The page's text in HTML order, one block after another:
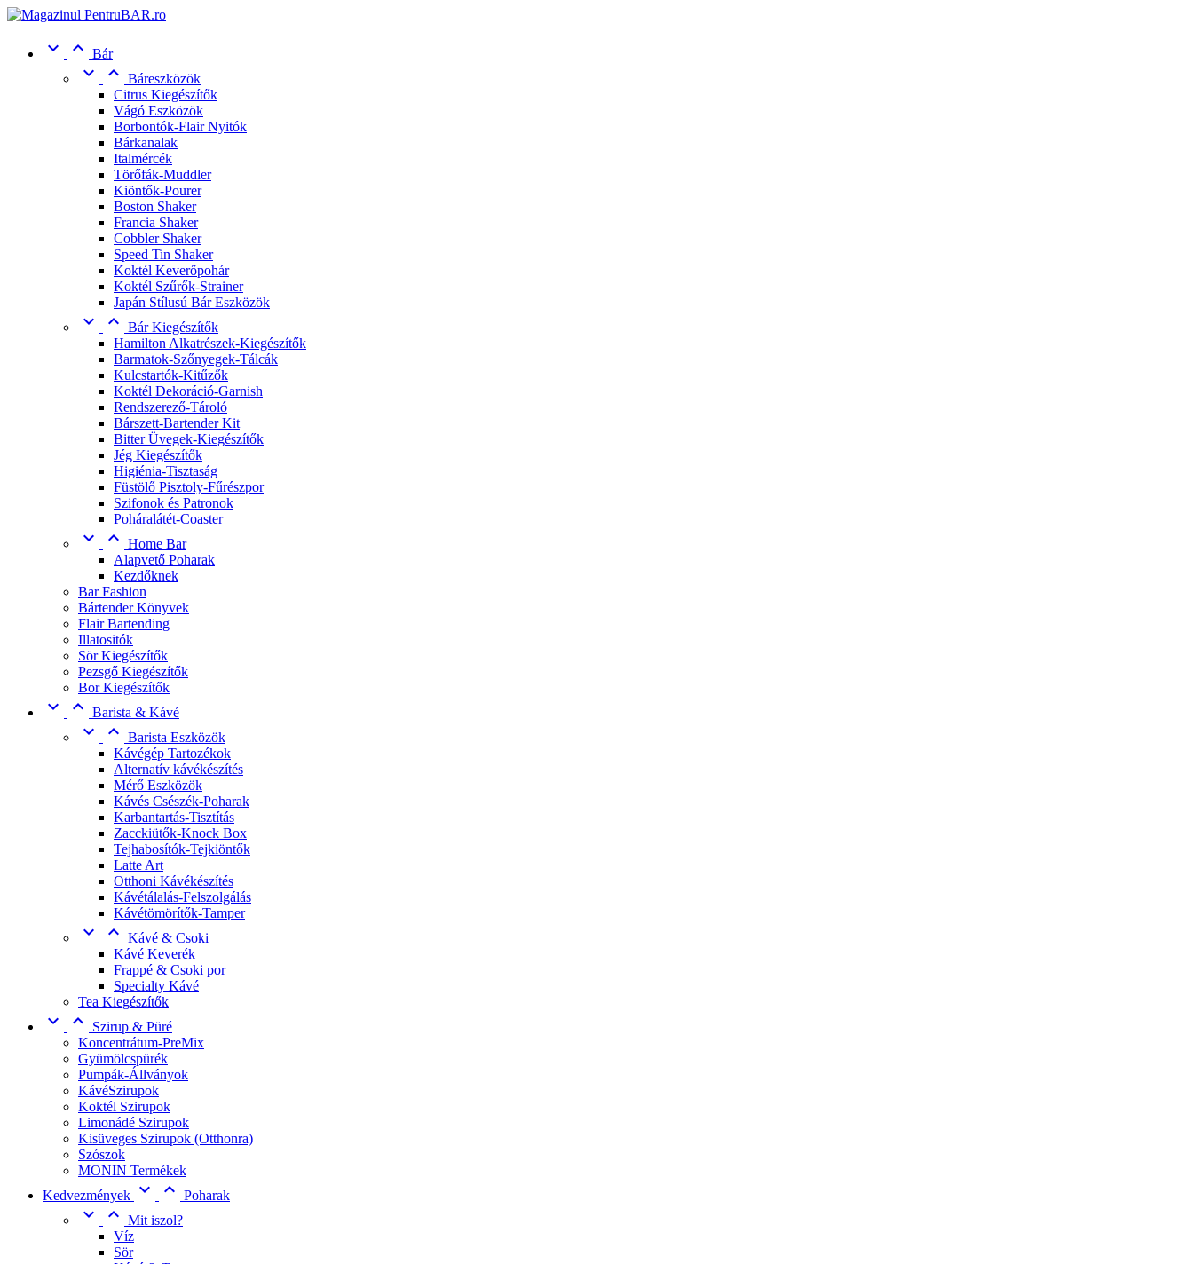
  Bár
  Báreszközök
Citrus Kiegészítők
Vágó Eszközök
Borbontók-Flair Nyitók
Bárkanalak
Italmércék
Törőfák-Muddler
Kiöntők-Pourer
Boston Shaker
Francia Shaker
Cobbler Shaker
Speed Tin Shaker
Koktél Keverőpohár
Koktél Szűrők-Strainer
Japán Stílusú Bár Eszközök
  Bár Kiegészítők
Hamilton Alkatrészek-Kiegészítők
Barmatok-Szőnyegek-Tálcák
Kulcstartók-Kitűzők
Koktél Dekoráció-Garnish
Rendszerező-Tároló
Bárszett-Bartender Kit
Bitter Üvegek-Kiegészítők
Jég Kiegészítők
Higiénia-Tisztaság
Füstölő Pisztoly-Fűrészpor
Szifonok és Patronok
Poháralátét-Coaster
  Home Bar
Alapvető Poharak
Kezdőknek
Bar Fashion
Bártender Könyvek
Flair Bartending
Illatositók
Sör Kiegészítők
Pezsgő Kiegészítők
Bor Kiegészítők
  Barista & Kávé
  Barista Eszközök
Kávégép Tartozékok
Alternatív kávékészítés
Mérő Eszközök
Kávés Csészék-Poharak
Karbantartás-Tisztítás
Zacckiütők-Knock Box
Tejhabosítók-Tejkiöntők
Latte Art
Otthoni Kávékészítés
Kávétálalás-Felszolgálás
Kávétömörítők-Tamper
  Kávé & Csoki
Kávé Keverék
Frappé & Csoki por
Specialty Kávé
Tea Kiegészítők
 
Szirup & Püré
Koncentrátum-PreMix
Gyümölcspürék
Pumpák-Állványok
KávéSzirupok
Koktél Szirupok
Limonádé Szirupok
Kisüveges Szirupok (Otthonra)
Szószok
MONIN Termékek
Kedvezmények   Poharak
  Mit iszol?
Víz
Sör